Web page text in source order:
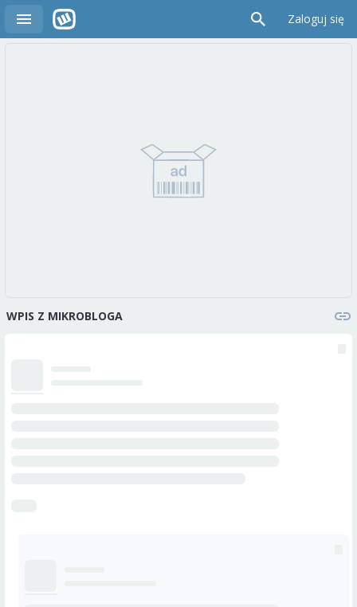
Zaloguj się
WPIS Z MIKROBLOGA